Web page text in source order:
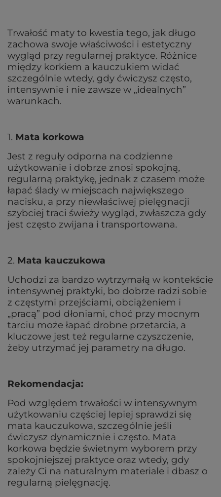
Trwałość maty to kwestia tego, jak długo
zachowa swoje właściwości i estetyczny
wygląd przy regularnej praktyce. Różnice
między korkiem a kauczukiem widać
szczególnie wtedy, gdy ćwiczysz często,
intensywnie i nie zawsze w „idealnych”
warunkach.
1. Mata korkowa
Jest z reguły odporna na codzienne
użytkowanie i dobrze znosi spokojną,
regularną praktykę, jednak z czasem może
łapać ślady w miejscach największego
nacisku, a przy niewłaściwej pielęgnacji
szybciej traci świeży wygląd, zwłaszcza gdy
jest często zwijana i transportowana.
2. Mata kauczukowa
Uchodzi za bardzo wytrzymałą w kontekście
intensywnej praktyki, bo dobrze radzi sobie
z częstymi przejściami, obciążeniem i
„pracą” pod dłoniami, choć przy mocnym
tarciu może łapać drobne przetarcia, a
kluczowe jest też regularne czyszczenie,
żeby utrzymać jej parametry na długo.
Rekomendacja:
Pod względem trwałości w intensywnym
użytkowaniu częściej lepiej sprawdzi się
mata kauczukowa, szczególnie jeśli
ćwiczysz dynamicznie i często. Mata
korkowa będzie świetnym wyborem przy
spokojniejszej praktyce oraz wtedy, gdy
zależy Ci na naturalnym materiale i dbasz o
regularną pielęgnację.